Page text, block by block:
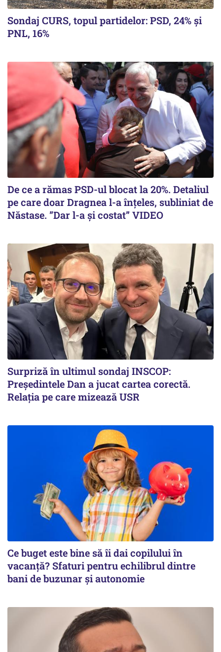
Sondaj CURS, topul partidelor: PSD, 24% şi
PNL, 16%
De ce a rămas PSD-ul blocat la 20%. Detaliul
pe care doar Dragnea l-a înțeles, subliniat de
Năstase. ”Dar l-a și costat” VIDEO
Surpriză în ultimul sondaj INSCOP:
Președintele Dan a jucat cartea corectă.
Relația pe care mizează USR
Ce buget este bine să îi dai copilului în
vacanță? Sfaturi pentru echilibrul dintre
bani de buzunar și autonomie